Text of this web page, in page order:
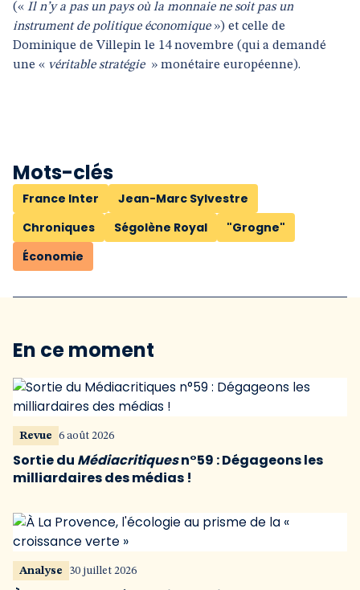
(« Il n’y a pas un pays où la monnaie ne soit pas un
instrument de politique économique») et celle de
Dominique de Villepin le 14 novembre (qui a demandé
une « véritable stratégie » monétaire européenne).
Mots-clés
France Inter
Jean-Marc Sylvestre
Chroniques
Ségolène Royal
"Grogne"
Économie
En ce moment
Revue 6 août 2026
Sortie du Médiacritiquesn°59 : Dégageons les
milliardaires des médias !
Analyse 30 juillet 2026